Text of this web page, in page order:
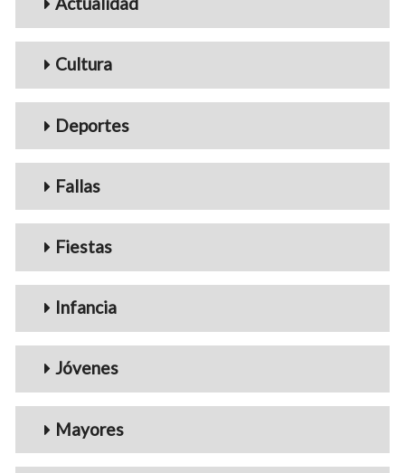
Cultura
Deportes
Fallas
Fiestas
Infancia
Jóvenes
Mayores